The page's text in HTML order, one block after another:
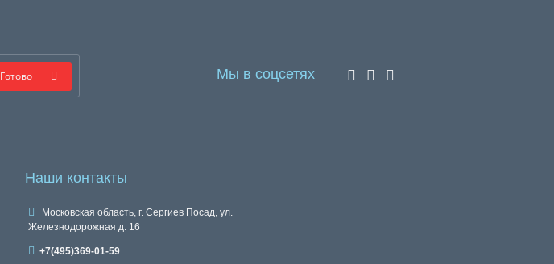
Готово Мы в соцсетях
Наши контакты
Московская область, г. Сергиев Посад, ул.
Железнодорожная д. 16
+7(495)369-01-59